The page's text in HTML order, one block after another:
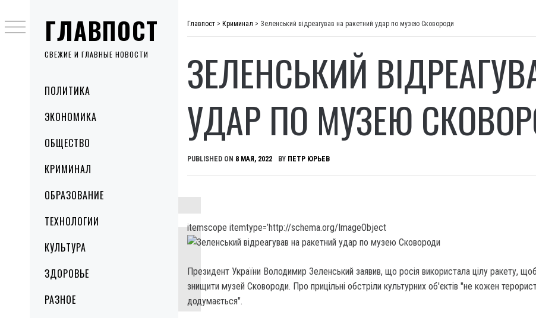
ГЛАВПОСТ
СВЕЖИЕ И ГЛАВНЫЕ НОВОСТИ
MenuПОЛИТИКА
ЭКОНОМИКА
ОБЩЕСТВО
КРИМИНАЛ
ОБРАЗОВАНИЕ
ТЕХНОЛОГИИ
КУЛЬТУРА
ЗДОРОВЬЕ
РАЗНОЕ
to
content
Главпост > Криминал > Зеленський відреагував на ракетний удар по музею Сковороди
ЗЕЛЕНСЬКИЙ
УДАР ПО МУЗЕЮ
PUBLISHED ON 8 МАЯ, 2022 BY ПЕТР ЮРЬЕВ
itemscope itemtype=’http://schema.org/ImageObject
Президент України Володимир Зеленський заявив, що росія використала цілу ракету, щоб
знищити музей Сковороди. Про прицільні обстріли культурних об'єктів "не кожен
додумається".